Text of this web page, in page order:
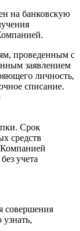
на банковскую
проведенным с
заявлением
личность,
списание.
Срок
средств
Компанией
учета
совершения